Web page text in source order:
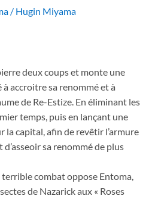
/ Hugin Miyama
deux coups et monte une
accroitre sa renommé et à
de Re-Estize. En éliminant les
temps, puis en lançant une
la capital, afin de revêtir l’armure
sa renommé de plus
combat oppose Entoma,
de Nazarick aux « Roses